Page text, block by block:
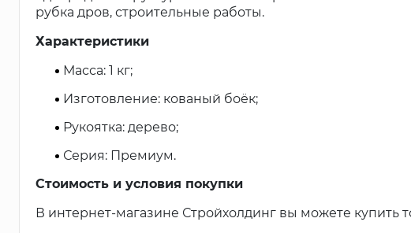
рубка дров, строительные работы.
Характеристики
Масса: 1 кг;
Изготовление: кованый боёк;
Рукоятка: дерево;
Серия: Премиум.
Стоимость и условия покупки
В интернет-магазине Стройхолдинг вы можете